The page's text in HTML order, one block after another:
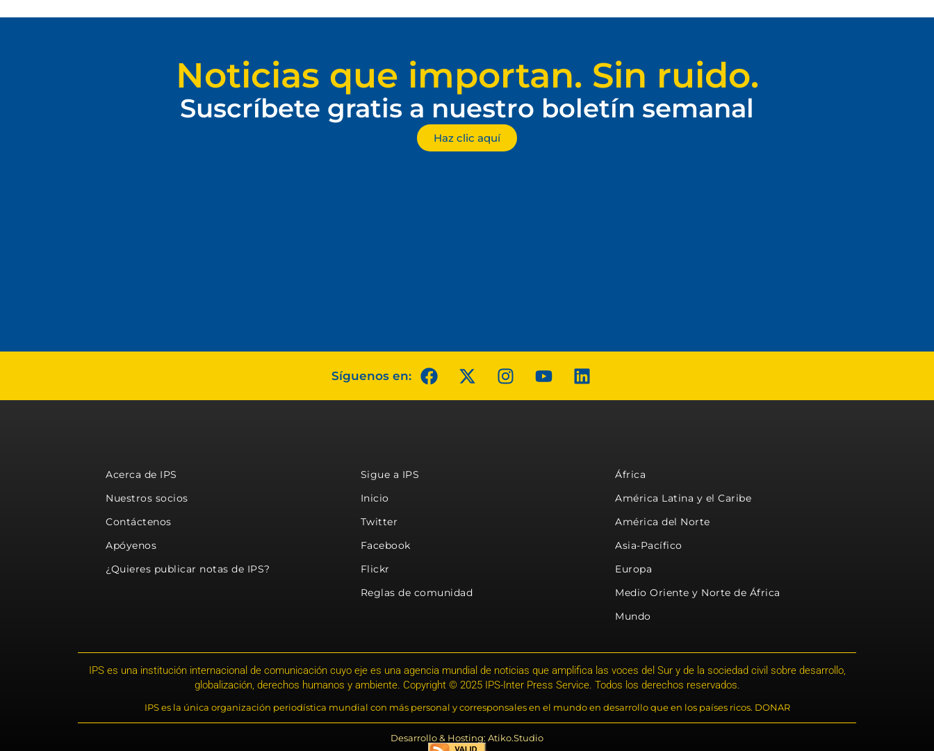
Noticias que importan. Sin ruido.
Suscríbete gratis a nuestro boletín semanal
Haz clic aquí
Síguenos en:
Acerca de IPS
Nuestros socios
Contáctenos
Apóyenos
¿Quieres publicar notas de IPS?
Sigue a IPS
Inicio
Twitter
Facebook
Flickr
Reglas de comunidad
África
América Latina y el Caribe
América del Norte
Asia-Pacífico
Europa
Medio Oriente y Norte de África
Mundo
IPS es una institución internacional de comunicación cuyo eje es una agencia mundial de noticias que amplifica las voces del Sur y de la sociedad civil sobre desarrollo,
globalización, derechos humanos y ambiente. Copyright © 2025 IPS-Inter Press Service. Todos los derechos reservados.
IPS es la única organización periodística mundial con más personal y corresponsales en el mundo en desarrollo que en los países ricos. DONAR
Desarrollo & Hosting: Atiko.Studio